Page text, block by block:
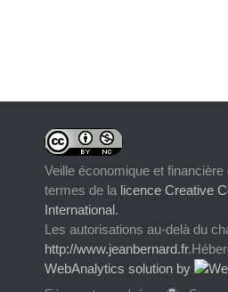
Veille économique et financière
termes de la licence Creative
International.
Les autorisations au-delà du
http://www.jeanbernard.fr
WebAnalytics solution by